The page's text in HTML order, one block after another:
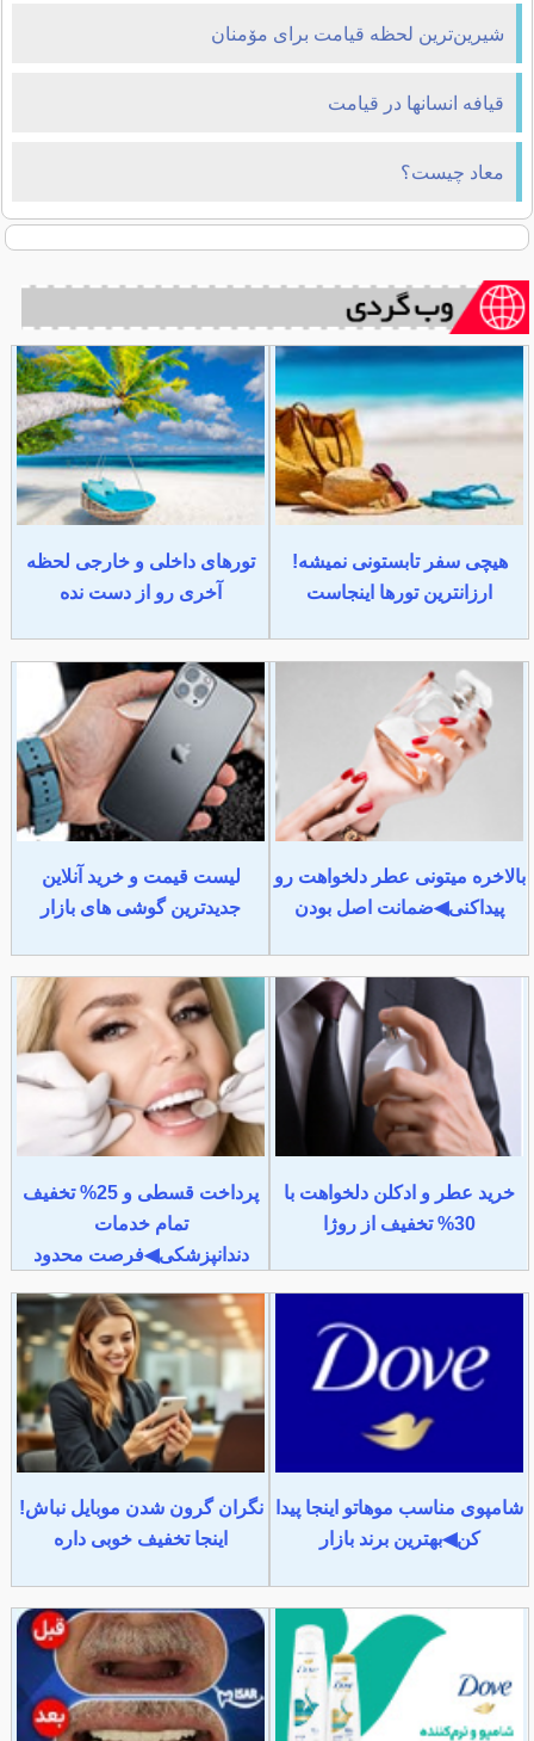
شیرین‌ترین لحظه قیامت برای مۆمنان
قیافه انسانها در قیامت
معاد چیست؟
هیچی سفر تابستونی نمیشه!
ارزانترین تورها اینجاست
تورهای داخلی و خارجی لحظه
آخری رو از دست نده
بالاخره میتونی عطر دلخواهت رو
پیداکنی◀ضمانت اصل بودن
لیست قیمت و خرید آنلاین
جدیدترین گوشی های بازار
خرید عطر و ادکلن دلخواهت با
30% تخفیف از روژا
پرداخت قسطی و 25% تخفیف
تمام خدمات
دندانپزشکی◀فرصت محدود
شامپوی مناسب موهاتو اینجا پیدا
کن◀بهترین برند بازار
نگران گرون شدن موبایل نباش!
اینجا تخفیف خوبی داره